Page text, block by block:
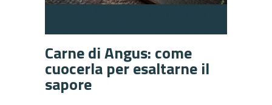
Carne di Angus: come
cuocerla per esaltarne il
sapore